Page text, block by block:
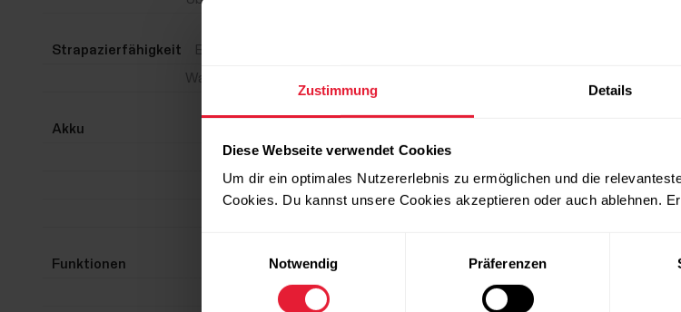
Zustimmung Details
Diese Webseite verwendet Cookies
Um dir ein optimales Nutzererlebnis zu ermöglichen und die
Cookies. Du kannst unsere Cookies akzeptieren oder auch ablehnen.
Notwendig
Präferenzen
Strapazierfähigkeit Betriebstemperatur
Wasserbeständigkeit
Akku
Batterietyp Wiederaufladbar
Training (bis zu) 30 h
Funktionen HF Ja
RR